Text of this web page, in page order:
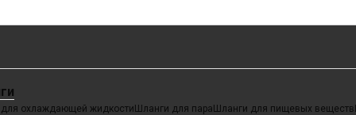
для охлаждающей жидкости Шланги для пара Шланги для пищевых веществ